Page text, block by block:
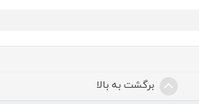
برگشت به بالا